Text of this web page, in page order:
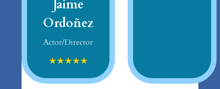
Jaime
Ordoñez
Actor/Director
★★★★★